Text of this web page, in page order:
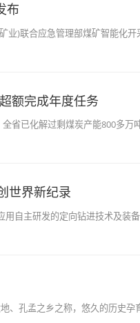
布
业)联合应急管理部煤矿智能化
额完成年度任务
省已化解过剩煤炭产能800多万
世界新纪录
自主研发的定向钻进技术及装
、孔孟之乡之称，悠久的历史孕